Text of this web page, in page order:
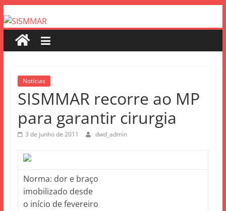
Notícias
SISMMAR recorre ao MP
para garantir cirurgia
3 de junho de 2011 dwd_admin
Norma: dor e braço
imobilizado desde
o início de fevereiro